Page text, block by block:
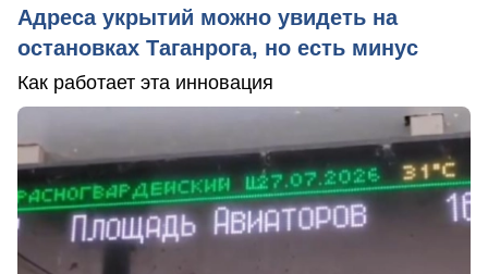
Адреса укрытий можно увидеть на
остановках Таганрога, но есть минус
Как работает эта инновация